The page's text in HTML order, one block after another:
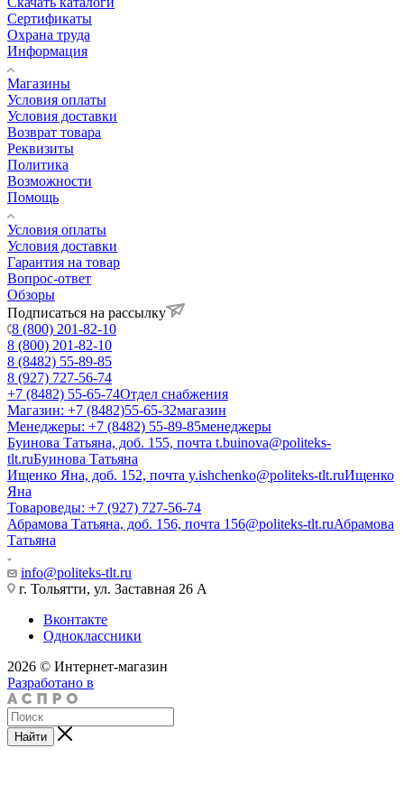
Сертификаты
Охрана труда
Информация
Магазины
Условия оплаты
Условия доставки
Возврат товара
Реквизиты
Политика
Возможности
Помощь
Условия оплаты
Условия доставки
Гарантия на товар
Вопрос-ответ
Обзоры
Подписаться на рассылку
8 (800) 201-82-10
8 (800) 201-82-10
8 (8482) 55-89-85
8 (927) 727-56-74
+7 (8482) 55-65-74Отдел снабжения
Магазин: +7 (8482)55-65-32магазин
Менеджеры: +7 (8482) 55-89-85менеджеры
Буинова Татьяна, доб. 155, почта t.buinova@politeks-
tlt.ruБуинова Татьяна
Ищенко Яна, доб. 152, почта y.ishchenko@politeks-tlt.ruИщенко
Яна
Товароведы: +7 (927) 727-56-74
Абрамова Татьяна, доб. 156, почта 156@politeks-tlt.ruАбрамова
Татьяна
info@politeks-tlt.ru
г. Тольятти, ул. Заставная 26 А
Вконтакте
Одноклассники
2026 © Интернет-магазин
Разработано в
Найти